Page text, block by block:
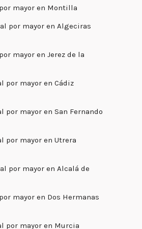
mayor en Montilla
por mayor en Algeciras
mayor en Jerez de la
por mayor en Cádiz
por mayor en San Fernando
por mayor en Utrera
por mayor en Alcalá de
mayor en Dos Hermanas
por mayor en Murcia